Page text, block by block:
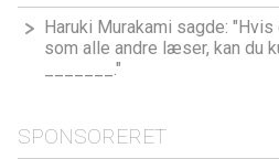
Haruki Murakami sagde:
som alle andre læser, kan du
_______."
SPONSORERET